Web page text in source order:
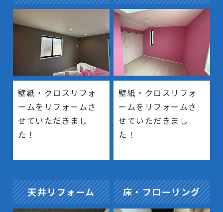
壁紙・クロスリフォ
ームをリフォームさ
せていただきまし
た！
壁紙・クロスリフォ
ームをリフォームさ
せていただきまし
た！
天井リフォーム 床・フローリング